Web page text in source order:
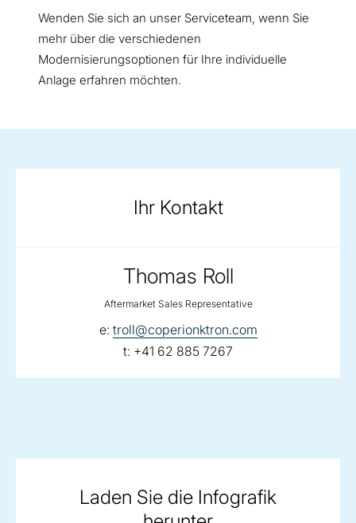
Wenden Sie sich an unser Serviceteam, wenn Sie
mehr über die verschiedenen
Modernisierungsoptionen für Ihre individuelle
Anlage erfahren möchten.
Ihr Kontakt
Thomas Roll
Aftermarket Sales Representative
e: email:
troll@coperionktron.com
t: telephone:
+41 62 885 7267
Laden Sie die Infografik